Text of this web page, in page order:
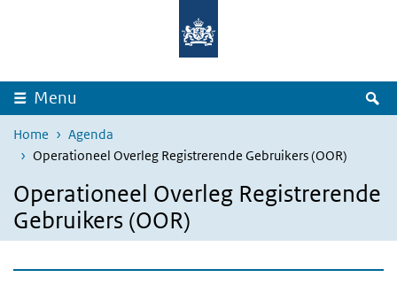
Overslaan en naar de inhoud gaan
Menu
Home
Agenda
Operationeel Overleg Registrerende Gebruikers (OOR)
Operationeel Overleg Registrerende
Gebruikers (OOR)